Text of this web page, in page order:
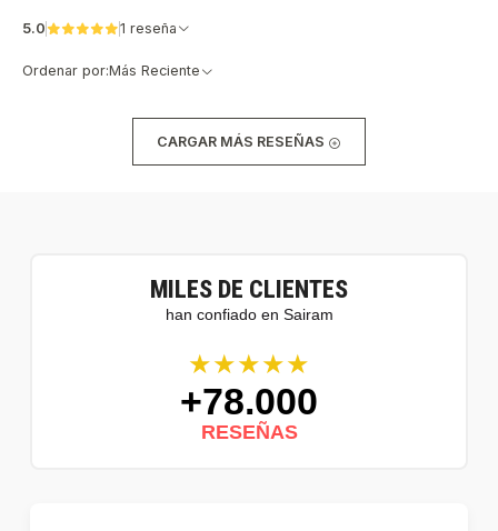
5.0 1 reseña
Ordenar por:Más Reciente
CARGAR MÁS RESEÑAS
MILES DE CLIENTES
han confiado en Sairam
★★★★★
+78.000
RESEÑAS